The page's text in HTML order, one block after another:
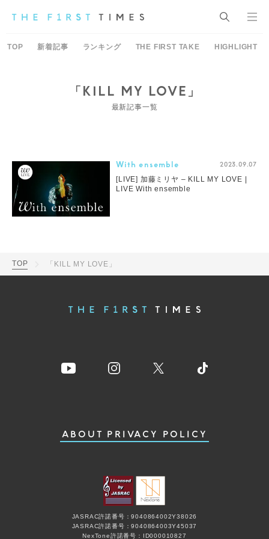
TOP 新着記事 ランキング THE FIRST TAKE HIGHLIGHT
「KILL MY LOVE」
最新記事一覧
With ensemble 2023.09.07
[LIVE] 加藤ミリヤ – KILL MY LOVE |
LIVE With ensemble
TOP 「KILL MY LOVE」
ABOUT PRIVACY POLICY
JASRAC許諾番号：9040864002Y38026
JASRAC許諾番号：9040864003Y45037
NexTone許諾番号：ID000010827